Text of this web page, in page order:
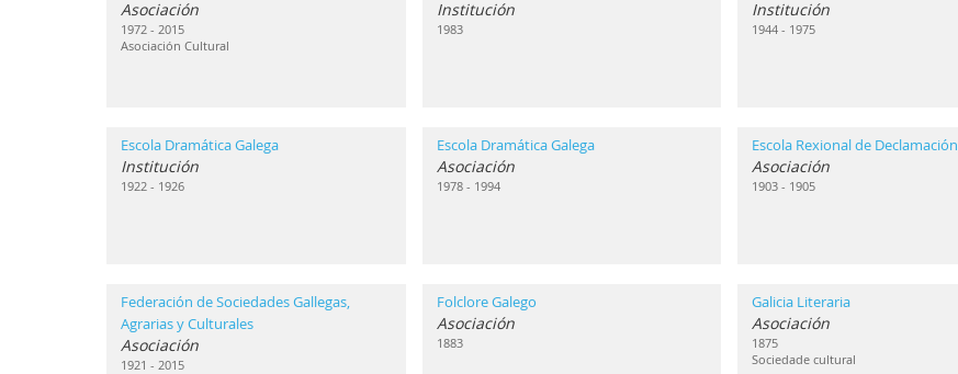
Asociación
1972 - 2015
Asociación Cultural
Institución
1983
Institución
1944 - 1975
Escola Dramática Galega
Institución
1922 - 1926
Escola Dramática Galega
Asociación
1978 - 1994
Escola Rexional de Declamación
Asociación
1903 - 1905
Federación de Sociedades Gallegas,
Agrarias y Culturales
Asociación
1921 - 2015
Folclore Galego
Asociación
1883
Galicia Literaria
Asociación
1875
Sociedade cultural